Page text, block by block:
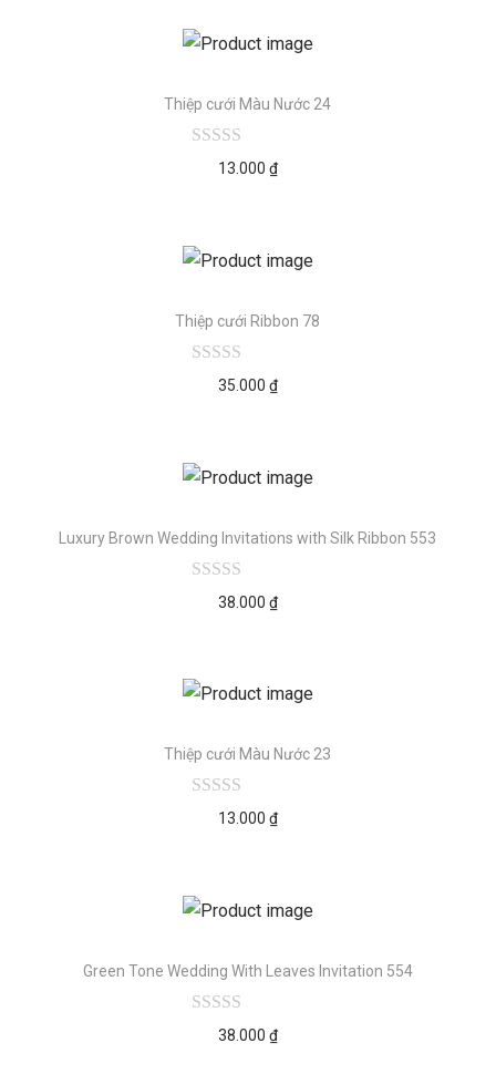
Thiệp cưới Màu Nước 24
13.000 ₫
Thiệp cưới Ribbon 78
35.000 ₫
Luxury Brown Wedding Invitations with Silk Ribbon 553
38.000 ₫
Thiệp cưới Màu Nước 23
13.000 ₫
Green Tone Wedding With Leaves Invitation 554
38.000 ₫